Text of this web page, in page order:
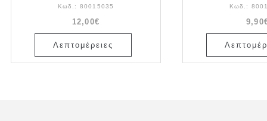
Κωδ.: 80015035
12,00€
Λεπτομέρειες
Κωδ.: